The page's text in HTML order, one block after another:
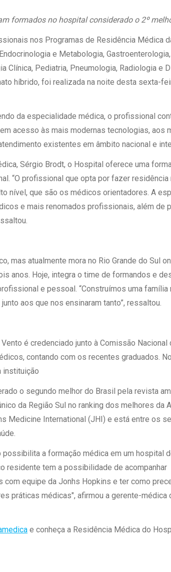
Responsabilidade Ambiental
Responsabilidade Social
Serviço Social
Saúde Digital Moinhos
formados no hospital considerado o 2º
nos Programas de Residência Médica
e Metabologia,
Clínica, Pediatria, Pneumologia, Radiologia e
híbrido, foi realizada na noite desta sexta-
da especialidade médica, o profissional
acesso às mais modernas tecnologias, aos
existentes em âmbito nacional e
Sérgio Brodt, o Hospital oferece uma
“O profissional que opta por fazer
nível, que são os médicos orientadores. A
e mais renomados profissionais, além de
mas atualmente mora no Rio Grande do Sul
anos. Hoje, integra o time de formandos e
e pessoal. “Construímos uma família
aos que nos ensinaram tanto”, ressaltou.
é credenciado junto à Comissão Nacional
contando com os recentes graduados.
instituição
o segundo melhor do Brasil pela revista
da Região Sul no ranking dos melhores da
Medicine International (JHI) e está entre os
a formação médica em um hospital
residente tem a possibilidade de acompanhar
equipe da Jonhs Hopkins e ter como
práticas médicas", afirmou a gerente-médica
e conheça a Residência Médica do